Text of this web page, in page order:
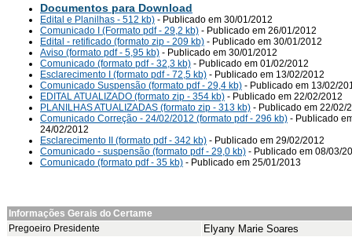
Documentos para Download
Edital e Planilhas - 512 kb) - Publicado em 30/01/2012
Comunicado I (Formato pdf - 29,2 kb) - Publicado em 26/01/2012
Edital - retificado (formato zip - 209 kb) - Publicado em 30/01/2012
Aviso (formato pdf - 5,95 kb) - Publicado em 30/01/2012
Comunicado (formato pdf - 32,3 kb) - Publicado em 01/02/2012
Esclarecimento I (formato pdf - 72,5 kb) - Publicado em 13/02/2012
Comunicado Suspensão (formato pdf - 29,4 kb) - Publicado em 13/02/
EDITAL ATUALIZADO (formato zip - 354 kb) - Publicado em 22/02/2012
PLANILHAS ATUALIZADAS (formato zip - 313 kb) - Publicado em 22/02/
Comunicado Correção - 24/02/2012 (formato pdf - 296 kb) - Publicado
24/02/2012
Esclarecimento II (formato pdf - 342 kb) - Publicado em 29/02/2012
Comunicado - suspensão (formato pdf - 29,0 kb) - Publicado em 08/03/
Comunicado (formato pdf - 35 kb) - Publicado em 25/01/2013
Informações Gerais do Certame
Pregoeiro Presidente
Elyany Marie Soares